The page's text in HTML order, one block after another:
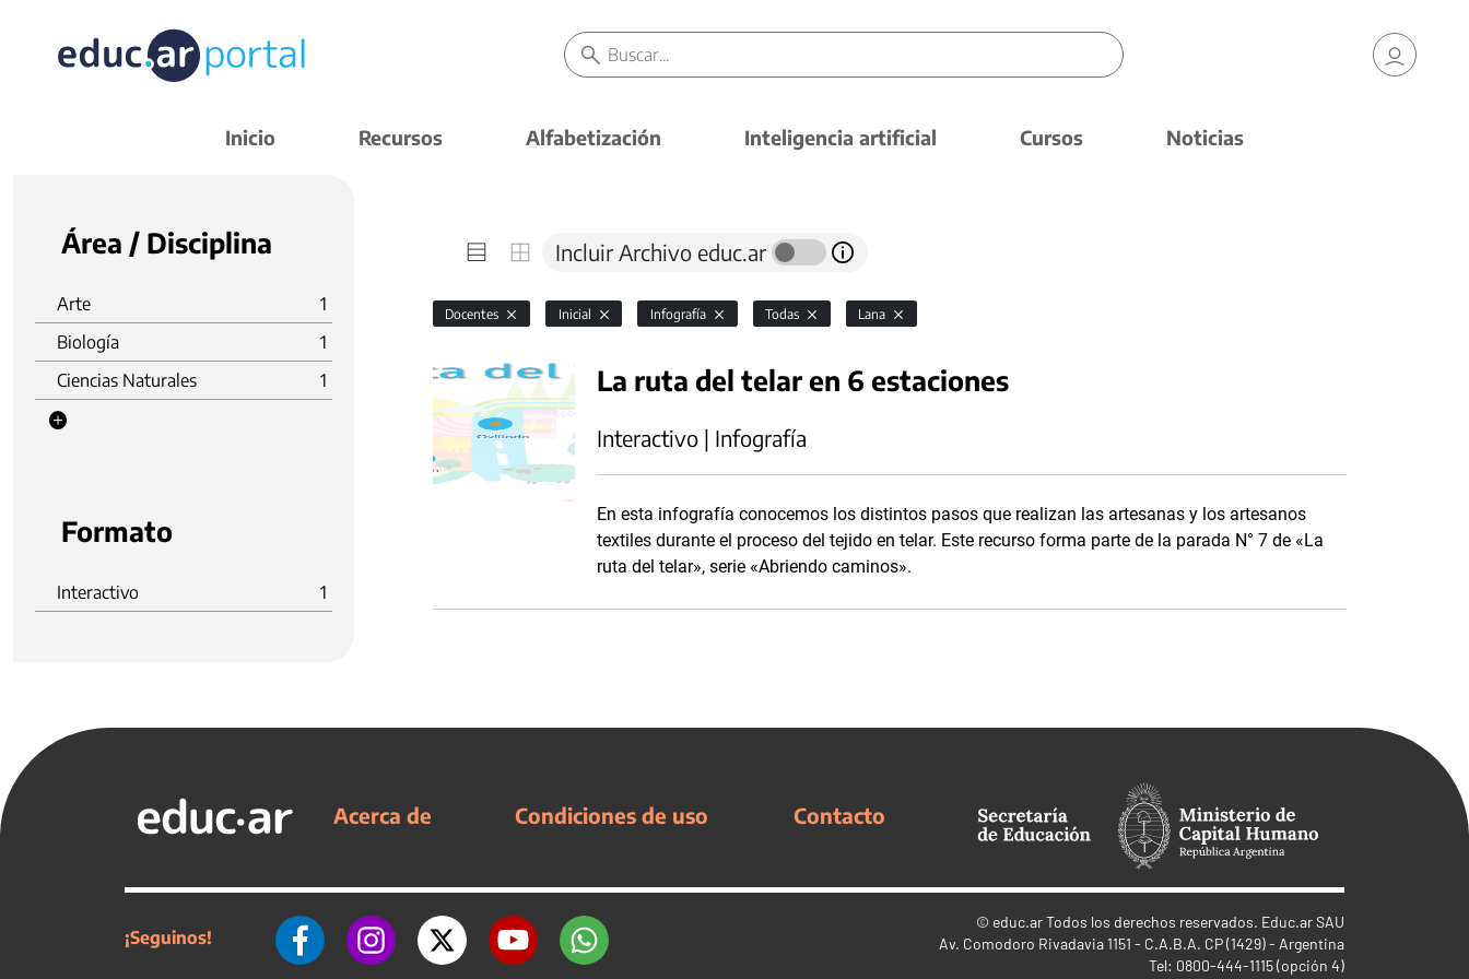
Inicio Recursos Alfabetización Inteligencia artificial Cursos Noticias
Área / Disciplina
Arte
1
Biología
1
Ciencias Naturales
1
Formato
Interactivo 1
Incluir Archivo educ.ar
Docentes Inicial Infografía Todas Lana
La ruta del telar en 6 estaciones
Interactivo | Infografía
En esta infografía conocemos los distintos pasos que realizan las artesanas y los artesanos
textiles durante el proceso del tejido en telar. Este recurso forma parte de la parada N° 7 de «La
ruta del telar», serie «Abriendo caminos».
Acerca de Condiciones de uso Contacto
¡Seguinos!
© educ.arTodos los derechos reservados. Educ.ar SAU
Av. Comodoro Rivadavia 1151 - C.A.B.A. CP (1429) - Argentina
Tel: 0800-444-1115 (opción 4)